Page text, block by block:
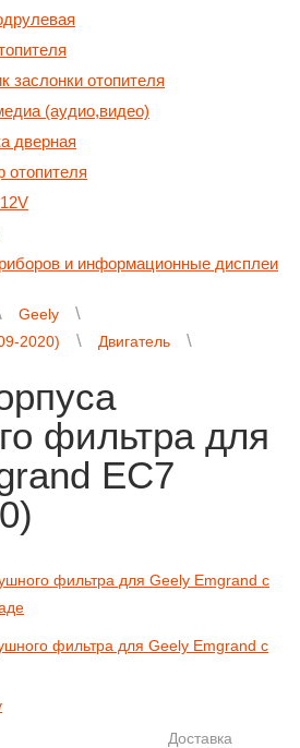
заслонки отопителя
(аудио,видео)
дверная
отопителя
и информационные дисплеи
Geely
2020)
Двигатель
фильтра для
EC7
фильтра для Geely Emgrand с
Доставка